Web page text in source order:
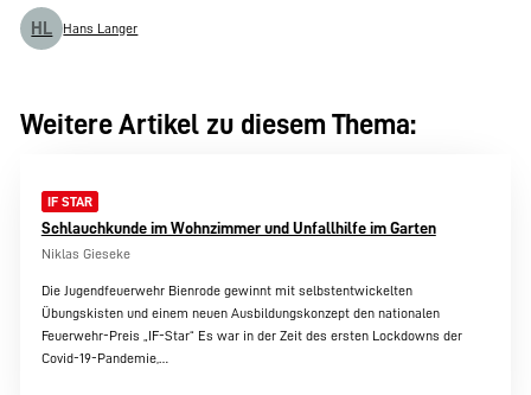
HL Hans Langer
Weitere Artikel zu diesem Thema:
IF STAR
Schlauchkunde im Wohnzimmer und Unfallhilfe im Garten
Niklas Gieseke
Die Jugendfeuerwehr Bienrode gewinnt mit selbstentwickelten
Übungskisten und einem neuen Ausbildungskonzept den nationalen
Feuerwehr-Preis „IF-Star“ Es war in der Zeit des ersten Lockdowns der
Covid-19-Pandemie,…